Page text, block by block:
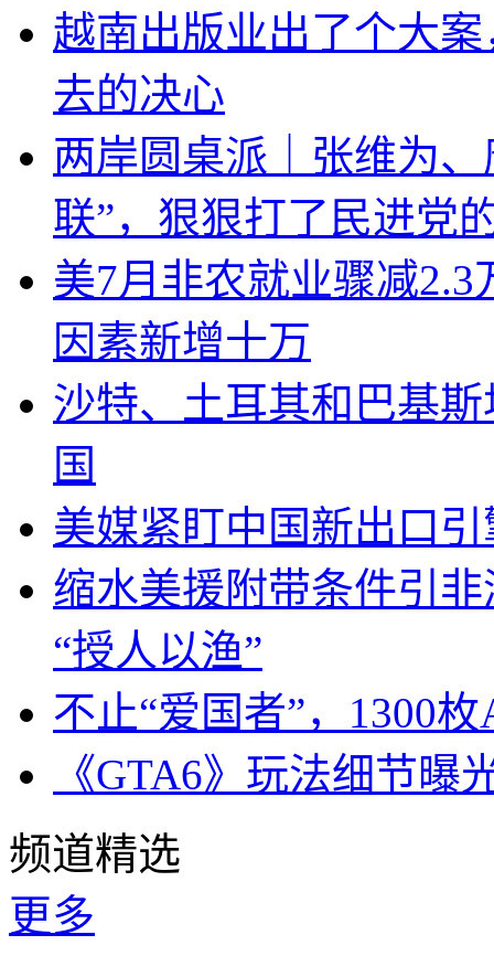
越南出版业出了个大
去的决心
两岸圆桌派｜张维为
联”，狠狠打了民进党
美7月非农就业骤减
因素新增十万
沙特、土耳其和巴基
国
美媒紧盯中国新出口
缩水美援附带条件引
“授人以渔”
不止“爱国者”，1300
《GTA6》玩法细节
频道精选
更多